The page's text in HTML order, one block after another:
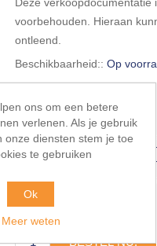
voorbehouden. Hieraan
ontleend.
Beschikbaarheid:: Op
Leveringsdatum: 5-10
HÜRNE vloer, wand of
MAIL 💻
scherpste internetprijs🔥!
€139,10 incl. BTW
BESTEL NU!
ons om een betere
verlenen. Als je gebruik
onze diensten stem je toe
te gebruiken
Ok
Meer weten